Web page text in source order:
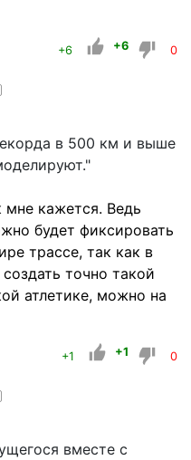
+6 +6 0
в 500 км и выше
мне кажется. Ведь
будет фиксировать
трассе, так как в
точно такой
атлетике, можно на
+1 +1 0
вместе с